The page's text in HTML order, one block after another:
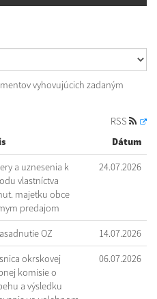
vyhovujúcich zadaným
RSS
Dátum
a uznesenia k
vlastníctva
majetku obce
predajom
24.07.2026
OZ 14.07.2026
okrskovej
komisie o
a výsledku
06.07.2026